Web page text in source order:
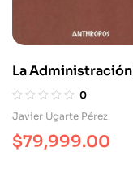
La
La Vida Estudios
Biopolíticos
0
Javier Ugarte Pérez
$79,999.00